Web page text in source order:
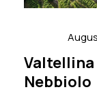
Valtellina
Nebbiolo